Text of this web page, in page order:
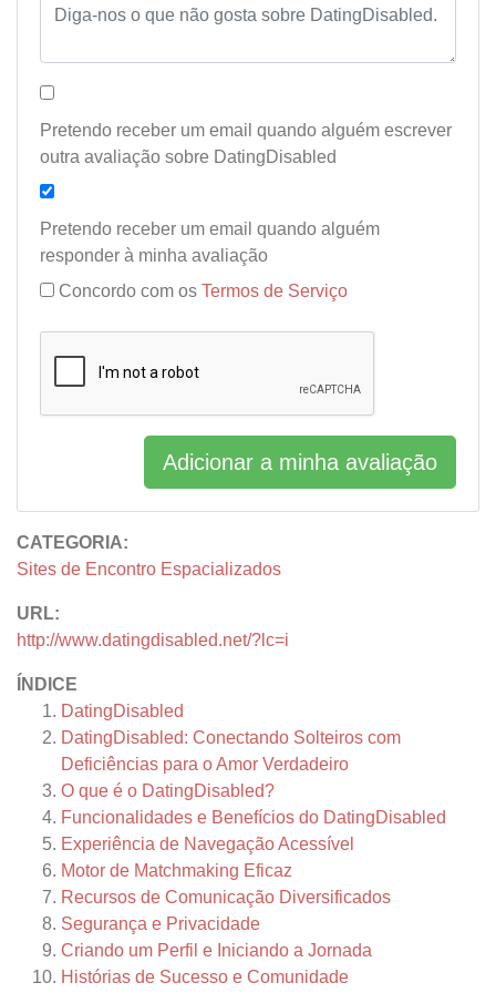
CATEGORIA:
Sites de Encontro Espacializados
URL:
http://www.datingdisabled.net/?lc=i
ÍNDICE
DatingDisabled
DatingDisabled: Conectando Solteiros com
Deficiências para o Amor Verdadeiro
O que é o DatingDisabled?
Funcionalidades e Benefícios do DatingDisabled
Experiência de Navegação Acessível
Motor de Matchmaking Eficaz
Recursos de Comunicação Diversificados
Segurança e Privacidade
Criando um Perfil e Iniciando a Jornada
Histórias de Sucesso e Comunidade
Pretendo receber um email quando alguém escrever
outra avaliação sobre DatingDisabled
Pretendo receber um email quando alguém
responder à minha avaliação
Concordo com os Termos de Serviço
Adicionar a minha avaliação